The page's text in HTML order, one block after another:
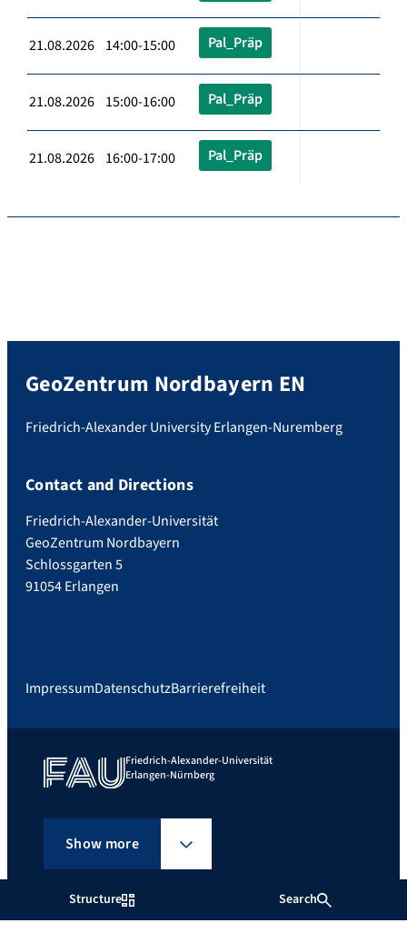
Structure Search
21.08.2026 14:00-15:00 Pal_Präp
21.08.2026 15:00-16:00 Pal_Präp
21.08.2026 16:00-17:00 Pal_Präp
GeoZentrum Nordbayern EN
Friedrich-Alexander University Erlangen-Nuremberg
Contact and Directions
Friedrich-Alexander-Universität
GeoZentrum Nordbayern
Schlossgarten 5
91054 Erlangen
ImpressumDatenschutzBarrierefreiheit
Friedrich-Alexander-Universität
Erlangen-Nürnberg
Show more